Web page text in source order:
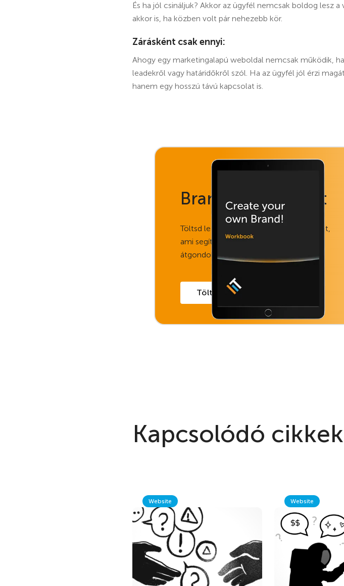
És ha jól csináljuk? Akkor az ügyfél nemcsak boldog lesz
akkor is, ha közben volt pár nehezebb kör.
Zárásként csak ennyi:
Ahogy egy marketingalapú weboldal nemcsak működik,
leadekről vagy határidőkről szól. Ha az ügyfél jól érzi
hanem egy hosszú távú kapcsolat is.
Brand munkafüzet
Töltsd le ezt az ingyenes dokumentumot,
ami segít stratégiai szemlélettel
átgondolni új vagy meglévő márkádat.
Töltsd le!
Kapcsolódó cikkek
Website Website